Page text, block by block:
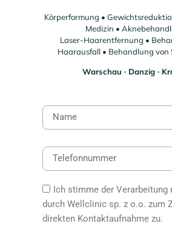
Körperformung •
Medizin •
Laser-Haarentfernung •
Haarausfall • Behandlung von
Warschau ∙ Danzig ∙
Ich stimme der Verarbeitung
durch Wellclinic sp. z o.o. zum
direkten Kontaktaufnahme zu.